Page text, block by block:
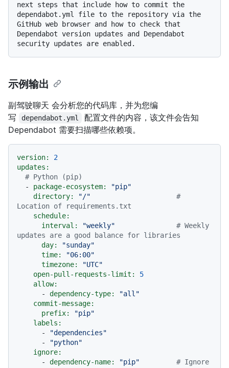
next steps that include how to commit the
dependabot.yml file to the repository via the
GitHub web browser and how to check that
Dependabot version updates and Dependabot
示例输出
副驾驶聊天 会分析您的代码库，并为您编
写
dependabot.yml
配置文件的内容，该文件会告知
Dependabot 需要扫描哪些依赖项。
version:
2
updates:
# Python (pip)
-
package-ecosystem:
"pip"
directory:
"/"
#
Location of requirements.txt
schedule:
interval:
"weekly"
# Weekly
updates are a good balance for libraries
day:
"sunday"
time:
"06:00"
timezone:
"UTC"
open-pull-requests-limit:
5
allow:
-
dependency-type:
"all"
commit-message:
prefix:
"pip"
labels:
-
"dependencies"
-
"python"
ignore:
-
dependency-name: "pip"
# Ignore